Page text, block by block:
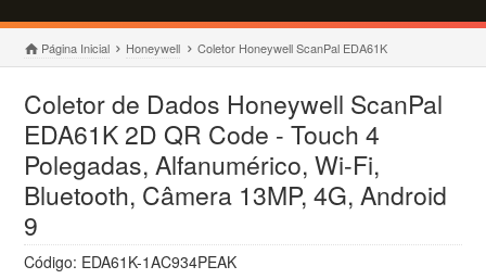
Página Inicial Honeywell Coletor Honeywell ScanPal EDA61K
Coletor de Dados Honeywell ScanPal
EDA61K 2D QR Code - Touch 4
Polegadas, Alfanumérico, Wi-Fi,
Bluetooth, Câmera 13MP, 4G, Android
9
Código: EDA61K-1AC934PEAK